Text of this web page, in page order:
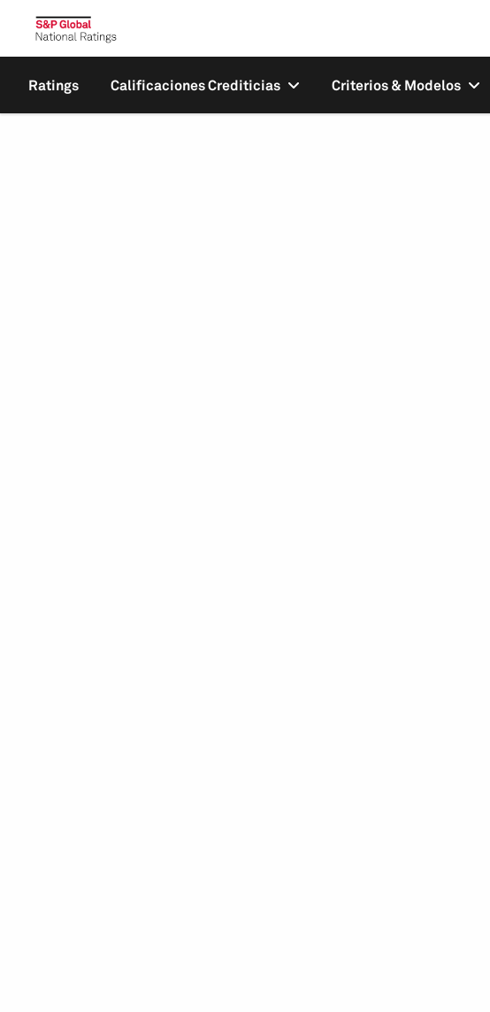
Ratings Calificaciones Crediticias Criterios & Modelos